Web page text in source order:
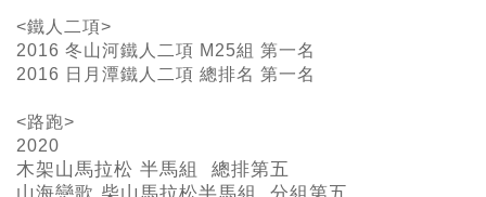
<鐵人二項>
2016 冬山河鐵人二項 M25組 第一名
2016 日月潭鐵人二項 總排名 第一名
<路跑>
2020
木架山馬拉松 半馬組 總排第五